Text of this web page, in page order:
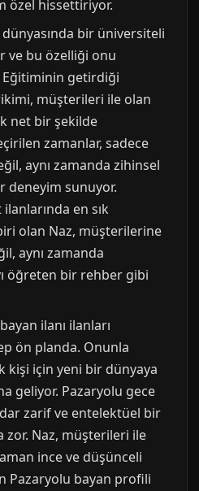
özel hissettiriyor.
bir üniversiteli
ve bu özelliği onu
Eğitiminin getirdiği
müşterileri ile olan
net bir şekilde
zamanlar, sadece
aynı zamanda zihinsel
deneyim sunuyor.
en sık
olan Naz, müşterilerine
aynı zamanda
öğreten bir rehber gibi
ilanı ilanları
ön planda. Onunla
kişi için yeni bir dünyaya
geliyor. Pazaryolu gece
zarif ve entelektüel bir
zor. Naz, müşterileri ile
ince ve düşünceli
Pazaryolu bayan profili